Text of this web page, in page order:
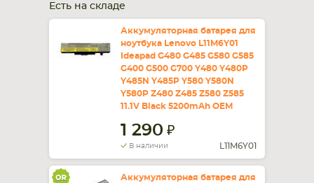
Есть на складе
Аккумуляторная батарея для
ноутбука Lenovo L11M6Y01
Ideapad G480 G485 G580 G585
G400 G500 G700 Y480 Y480P
Y485N Y485P Y580 Y580N
Y580P Z480 Z485 Z580 Z585
11.1V Black 5200mAh OEM
1 290
В наличии L11M6Y01
Аккумуляторная батарея для